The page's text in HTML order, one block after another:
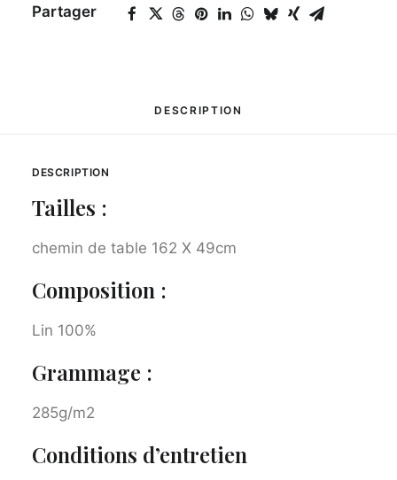
Partager
DESCRIPTION
DESCRIPTION
Tailles :
chemin de table 162 X 49cm
Composition :
Lin 100%
Grammage :
285g/m2
Conditions d’entretien